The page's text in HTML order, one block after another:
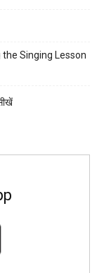
Singing Lesson